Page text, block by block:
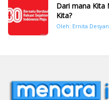
Dari mana Kita
Kita?
Oleh: Ernita